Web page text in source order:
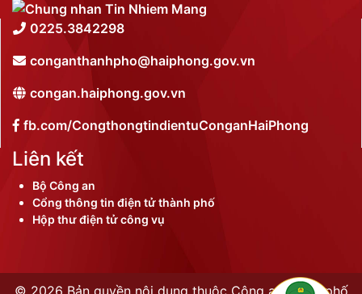
0225.3842298
conganthanhpho@haiphong.gov.vn
congan.haiphong.gov.vn
fb.com/CongthongtindientuConganHaiPhong
Liên kết
Bộ Công an
Cổng thông tin điện tử thành phố
Hộp thư điện tử công vụ
© 2026 Bản quyền nội dung thuộc Công an thành phố